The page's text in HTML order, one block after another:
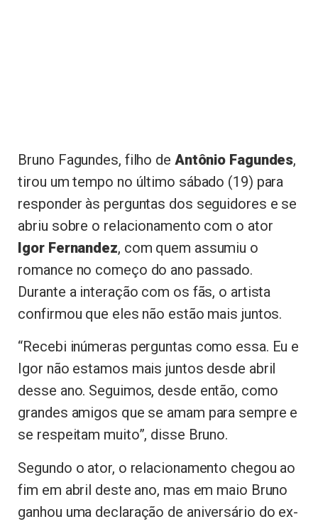
Bruno Fagundes, filho de Antônio Fagundes,
tirou um tempo no último sábado (19) para
responder às perguntas dos seguidores e se
abriu sobre o relacionamento com o ator
Igor Fernandez, com quem assumiu o
romance no começo do ano passado.
Durante a interação com os fãs, o artista
confirmou que eles não estão mais juntos.
“Recebi inúmeras perguntas como essa. Eu e
Igor não estamos mais juntos desde abril
desse ano. Seguimos, desde então, como
grandes amigos que se amam para sempre e
se respeitam muito”, disse Bruno.
Segundo o ator, o relacionamento chegou ao
fim em abril deste ano, mas em maio Bruno
ganhou uma declaração de aniversário do ex-